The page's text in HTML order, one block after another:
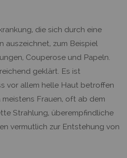
die sich durch eine
auszeichnet, zum Beispiel
Couperose und Papeln.
geklärt. Es ist
vor allem helle Haut betroffen
Frauen, oft ab dem
Strahlung, überempfindliche
vermutlich zur Entstehung von